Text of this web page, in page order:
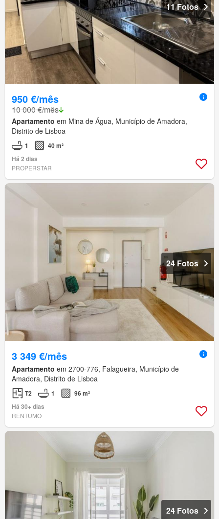
11 Fotos
950 €/mês
10 000 €/mês
Apartamento em Mina de Água, Município de Amadora,
Distrito de Lisboa
1
40 m²
Há 2 dias
PROPERSTAR
24 Fotos
3 349 €/mês
Apartamento em 2700-776, Falagueira, Município de
Amadora, Distrito de Lisboa
T2 1
96 m²
Há 30+ dias
RENTUMO
24 Fotos